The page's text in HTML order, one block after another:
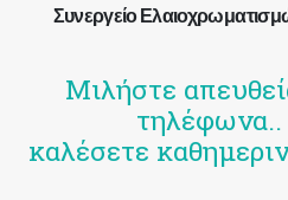
Συνεργείο
Μιλήστε
καλέσετε